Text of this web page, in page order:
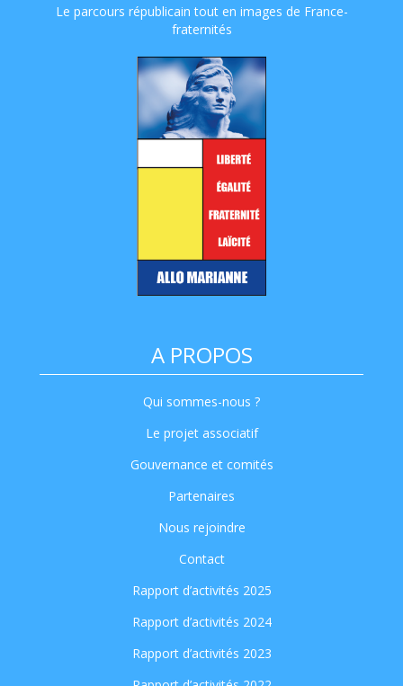
Le parcours républicain tout en images de France-
fraternités
A PROPOS
Qui sommes-nous ?
Le projet associatif
Gouvernance et comités
Partenaires
Nous rejoindre
Contact
Rapport d’activités 2025
Rapport d’activités 2024
Rapport d’activités 2023